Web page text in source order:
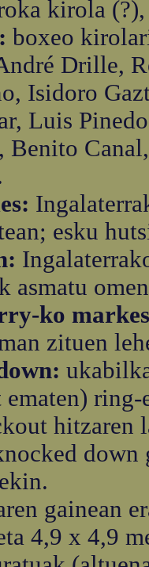
kirola
boxeo
Drille,
Isidoro
Luis
Benito
esku
asmatu
ko
zituen
hitzaren
down
gainean
4,9 x 4,9